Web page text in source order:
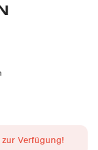
Verfügung!